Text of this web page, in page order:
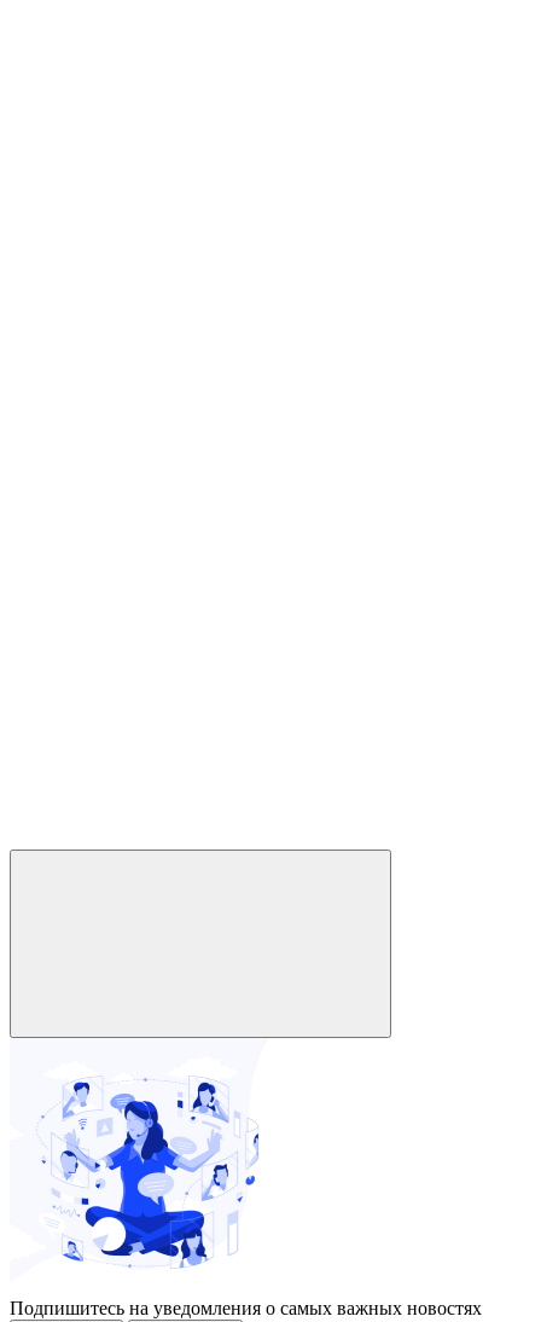
Подпишитесь на уведомления о самых важных новостях